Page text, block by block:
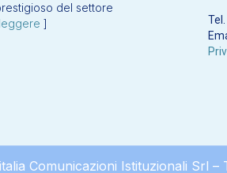
del settore
] Tel.
Comunicazioni Istituzionali Srl –